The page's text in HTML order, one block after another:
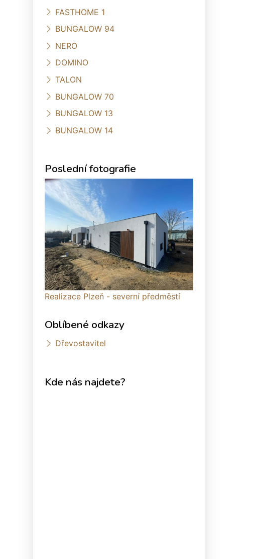
FASTHOME 1
BUNGALOW 94
NERO
DOMINO
TALON
BUNGALOW 70
BUNGALOW 13
BUNGALOW 14
Poslední fotografie
Realizace Plzeň - severní předměstí
Oblíbené odkazy
Dřevostavitel
Kde nás najdete?